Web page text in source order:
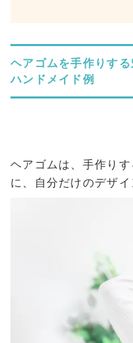
ヘアゴムを手作りす
ハンドメイド例
ヘアゴムは、手作り
に、自分だけのデザイ